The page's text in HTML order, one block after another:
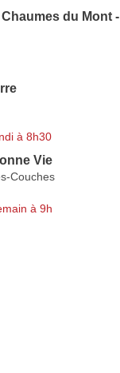
du Mont -
à 8h30
Vie
Couches
à 9h